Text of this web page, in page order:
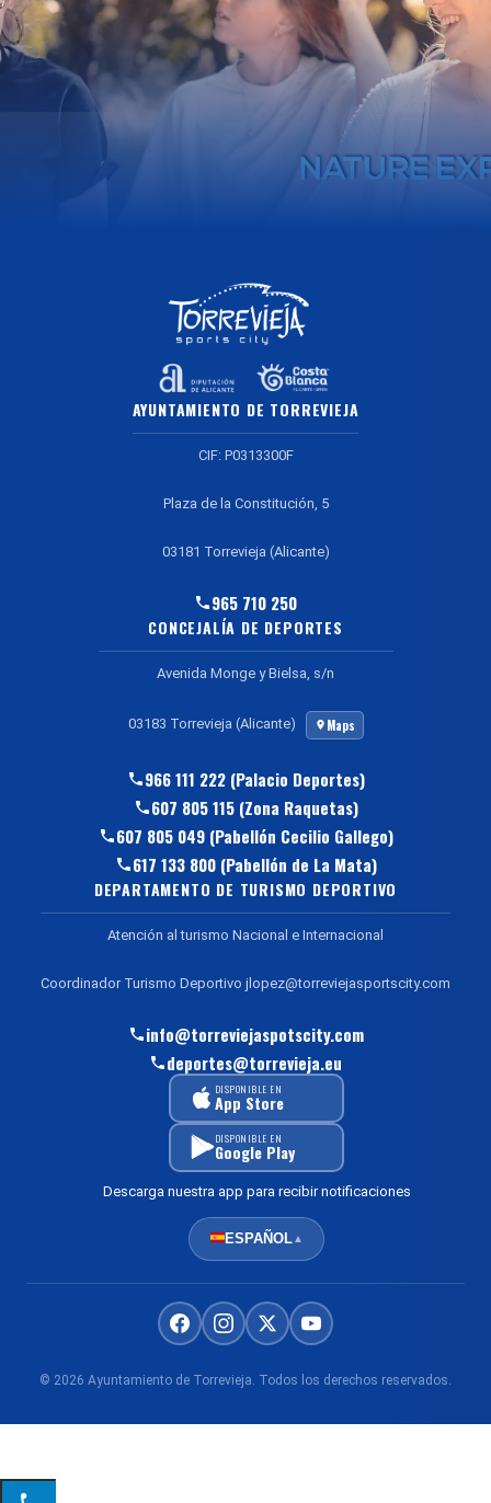
AYUNTAMIENTO DE TORREVIEJA
CIF: P0313300F
Plaza de la Constitución, 5
03181 Torrevieja (Alicante)
965 710 250
CONCEJALÍA DE DEPORTES
Avenida Monge y Bielsa, s/n
03183 Torrevieja (Alicante) Maps
966 111 222 (Palacio Deportes)
607 805 115 (Zona Raquetas)
607 805 049 (Pabellón Cecilio Gallego)
617 133 800 (Pabellón de La Mata)
DEPARTAMENTO DE TURISMO DEPORTIVO
Atención al turismo Nacional e Internacional
Coordinador Turismo Deportivo jlopez@torreviejasportscity.com
info@torreviejaspotscity.com
deportes@torrevieja.eu
DISPONIBLE EN
App Store
DISPONIBLE EN
Google Play
Descarga nuestra app para recibir notificaciones
ESPAÑOL▲
© 2026 Ayuntamiento de Torrevieja. Todos los derechos reservados.